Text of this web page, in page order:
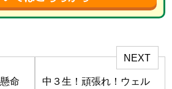
命
NEXT
中３生！頑張れ！ウェル